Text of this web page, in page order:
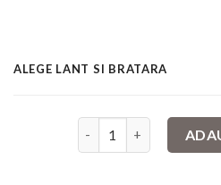
ALEGE LANT SI BRATARA